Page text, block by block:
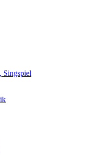
Singspiel